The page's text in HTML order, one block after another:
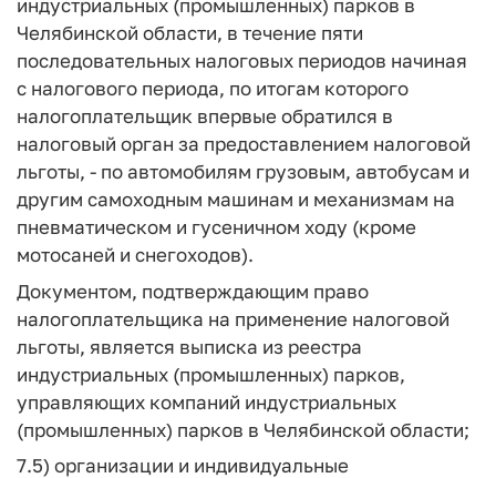
индустриальных (промышленных) парков в
Челябинской области, в течение пяти
последовательных налоговых периодов начиная
с налогового периода, по итогам которого
налогоплательщик впервые обратился в
налоговый орган за предоставлением налоговой
льготы, - по автомобилям грузовым, автобусам и
другим самоходным машинам и механизмам на
пневматическом и гусеничном ходу (кроме
мотосаней и снегоходов).
Документом, подтверждающим право
налогоплательщика на применение налоговой
льготы, является выписка из реестра
индустриальных (промышленных) парков,
управляющих компаний индустриальных
(промышленных) парков в Челябинской области;
7.5) организации и индивидуальные